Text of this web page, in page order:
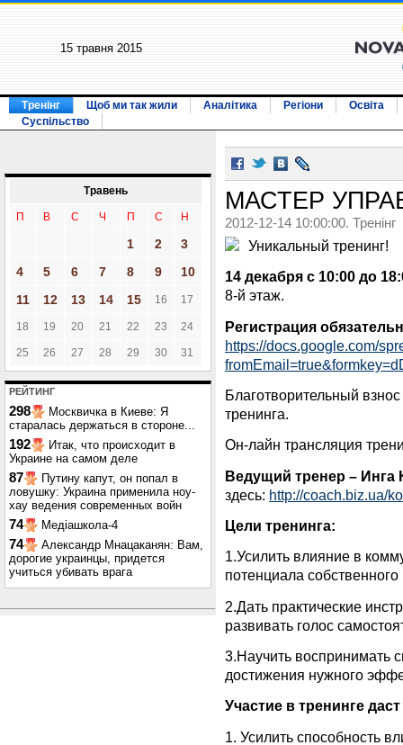
15 травня 2015
Тренінг Щоб ми так жили Аналітика Регіони
Освіта
Суспільство
Травень
П В С Ч П С Н
1 2
3
4
5 6 7 8 9
10
11
12 13 14 15 16 17
18 19 20 21 22 23 24
25 26 27 28 29 30 31
РЕЙТИНГ
298
Москвичка в Киеве: Я
старалась держаться в стороне...
192
Итак, что происходит в
Украине на самом деле
87
Путину капут, он попал в
ловушку: Украина применила ноу-
хау ведения современных войн
74 Медіашкола-4
74
Александр Мнацаканян: Вам,
дорогие украинцы, придется
учиться убивать врага
МАСТЕР
2012-12-14 10:00:00. Тренінг
Уникальный тренинг!
14 декабря с 10:00 до
8-й этаж.
Регистрaция
https://docs.google.com/
Благотворительный
тренинга.
Он-лайн трансляция
Ведущий тренер – Инга
здесь: http://coach.biz.ua/
Цели тренинга:
1.Усилить влияние в
потенциала собственного
2.Дать практические
развивать голос
3.Научить воспринимать
достижения нужного
Участие в тренинге
1. Усилить способность